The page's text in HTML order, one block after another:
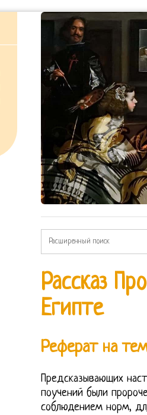
Рассказ
Египте
Реферат на
Предсказывающих
поучений были
соблюдением норм,